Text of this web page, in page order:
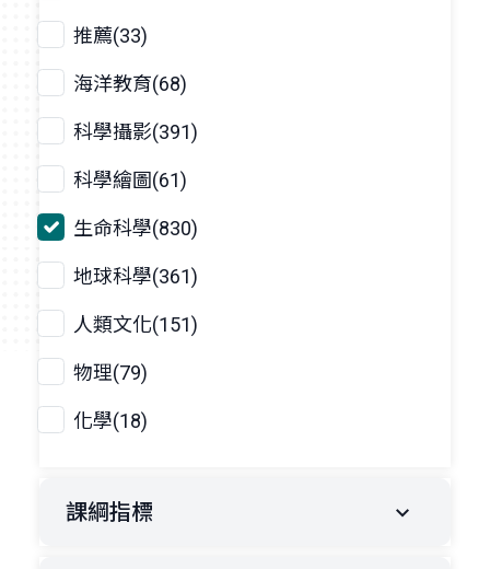
推薦(33)
海洋教育(68)
科學攝影(391)
科學繪圖(61)
生命科學(830)
地球科學(361)
人類文化(151)
物理(79)
化學(18)
課綱指標